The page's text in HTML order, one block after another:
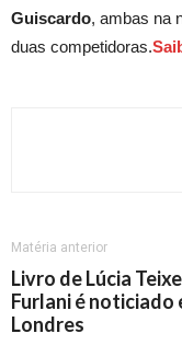
Guiscardo, ambas na
duas competidoras.
Matéria anterior
Livro de Lúcia
Furlani é noticiado
Londres